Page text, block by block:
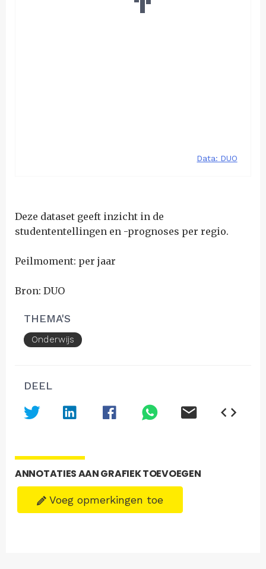
Deze dataset geeft inzicht in de
studententellingen en -prognoses per regio.
Peilmoment: per jaar
Bron: DUO
THEMA'S
Onderwijs
DEEL
ANNOTATIES AAN GRAFIEK TOEVOEGEN
Voeg opmerkingen toe